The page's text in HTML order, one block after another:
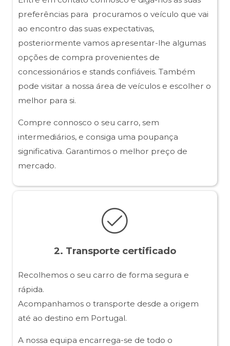
preferências para procuramos o veículo que vai
ao encontro das suas expectativas,
posteriormente vamos apresentar-lhe algumas
opções de compra provenientes de
concessionários e stands confiáveis. Também
pode visitar a nossa área de veículos e escolher o
melhor para si.
Compre connosco o seu carro, sem
intermediários, e consiga uma poupança
significativa. Garantimos o melhor preço de
mercado.
2. Transporte certificado
Recolhemos o seu carro de forma segura e
rápida.
Acompanhamos o transporte desde a origem
até ao destino em Portugal.
A nossa equipa encarrega-se de todo o